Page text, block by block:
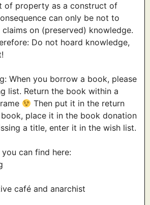
of property as a construct of
can only be not to
claims on (preserved) knowledge.
Do not hoard knowledge,
When you borrow a book, please
list. Return the book within a
Then put it in the return
place it in the book donation
a title, enter it in the wish list.
can find here: